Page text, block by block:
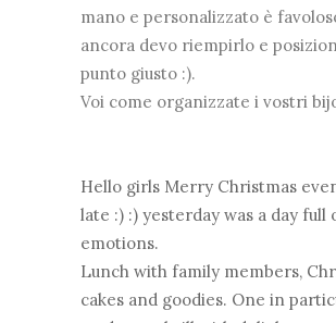
mano e personalizzato è
ancora devo riempirlo e
punto giusto :).
Voi come organizzate i vostri
Hello girls Merry Christmas
late :) :) yesterday was a day full
emotions.
Lunch with family members,
cakes and goodies. One in